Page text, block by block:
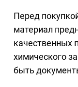
Перед
материал
качественных
химического
быть